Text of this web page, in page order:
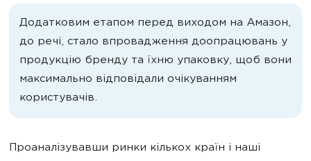
Додатковим етапом перед виходом на Амазон,
до речі, стало впровадження доопрацювань у
продукцію бренду та їхню упаковку, щоб вони
максимально відповідали очікуванням
користувачів.
Проаналізувавши ринки кількох країн і наші